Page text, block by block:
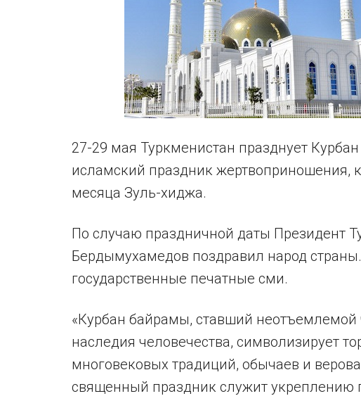
27-29 мая Туркменистан празднует
исламский праздник жертвоприношения,
месяца Зуль-хиджа.
По случаю праздничной даты Президент
Бердымухамедов поздравил народ
государственные печатные сми.
«Курбан байрамы, ставший неотъемлемой
наследия человечества, символизирует
многовековых традиций, обычаев и
священный праздник служит